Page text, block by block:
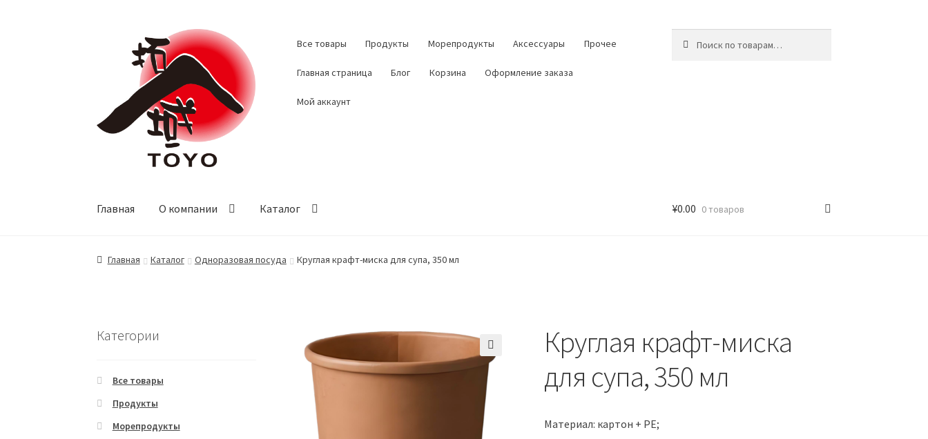
навигации
содержимому
Все товары Продукты Морепродукты Аксессуары Прочее
Главная страница Блог Корзина Оформление заказа
Мой аккаунт
Главная О компании Каталог ¥0.00 0 товаров
Главная Каталог Одноразовая посуда Круглая крафт-миска для супа, 350 мл
🔍
Круглая крафт-миска
для супа, 350 мл
Материал: картон + PE;
Категории
Все товары
Продукты
Морепродукты